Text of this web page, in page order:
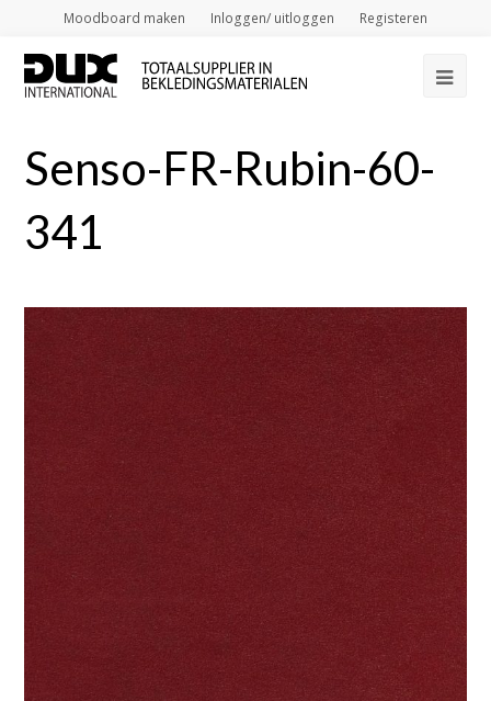
Moodboard maken Inloggen/ uitloggen Registeren
Senso-FR-Rubin-60-
341